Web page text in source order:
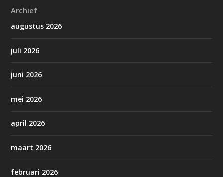
Archief
augustus 2026
juli 2026
juni 2026
mei 2026
april 2026
maart 2026
februari 2026